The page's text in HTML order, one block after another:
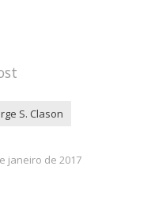
S. Clason
janeiro de 2017